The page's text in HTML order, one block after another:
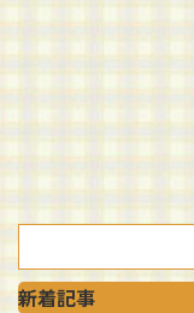
新着記事